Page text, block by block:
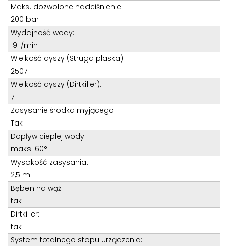
Tomasz Bochenek
Teren całego kraju
Specjalista d/s sprzedaż maszyn i urządzeń
Tel: 32 275 32 26 wew. 21
Kom:+48 605 910 179
E-mail:
Maks. dozwolone nadciśnienie:
200 bar
Wydajność wody:
19 l/min
Wielkość dyszy (Struga plaska):
2507
Wielkość dyszy (Dirtkiller):
7
Zasysanie środka myjącego:
Tak
Dopływ cieplej wody:
maks. 60°
Wysokość zasysania:
2,5 m
Bęben na wąż:
tak
Dirtkiller:
tak
System totalnego stopu urządzenia: